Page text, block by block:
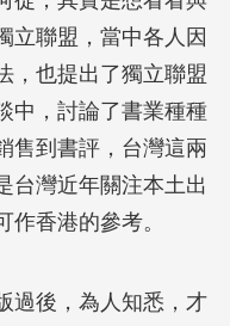
立聯盟，當中各人因
，也提出了獨立聯盟
中，討論了書業種種
售到書評，台灣這兩
台灣近年關注本土出
香港的參考。
過後，為人知悉，才